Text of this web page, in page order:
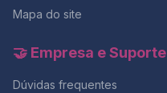
Mapa do site
🤝 Empresa e Suporte
Dúvidas frequentes